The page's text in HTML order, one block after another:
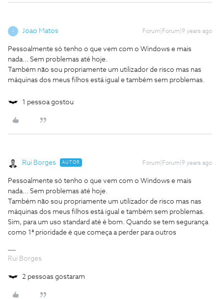
J Joao Matos Forum|Forum|9 years ago
Pessoalmente só tenho o que vem com o Windows e mais
nada... Sem problemas até hoje.
Também não sou propriamente um utilizador de risco mas nas
máquinas dos meus filhos está igual e também sem problemas.
1 pessoa gostou
Rui Borges AUTOR Forum|Forum|9 years ago
Pessoalmente só tenho o que vem com o Windows e mais
nada... Sem problemas até hoje.
Também não sou propriamente um utilizador de risco mas nas
máquinas dos meus filhos está igual e também sem problemas.
Sim, para um uso standard até é bom. Quando se tem segurança
como 1ª prioridade é que começa a perder para outros
Rui Borges
2 pessoas gostaram